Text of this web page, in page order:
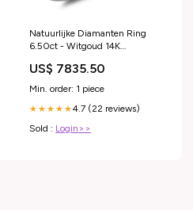
Natuurlijke Diamanten Ring
6.50ct - Witgoud 14K
US$ 7835.50
Min. order: 1 piece
★★★★★4.7 (22 reviews)
Sold : Login>>